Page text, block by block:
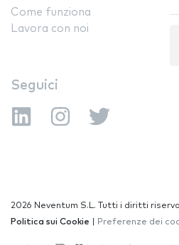
Come funziona
Lavora con noi
Seguici
2026 Neventum S.L. Tutti i diritti
Politica sui Cookie
Preferenze dei